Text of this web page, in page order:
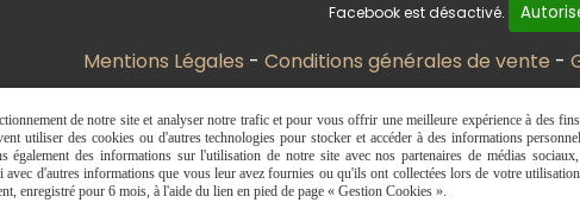
Facebook est désactivé.
Mentions Légales Conditions générales de vente
de notre site et analyser notre trafic et pour vous offrir une meilleure expérience à des
utiliser des cookies ou d'autres technologies pour stocker et accéder à des informations
également des informations sur l'utilisation de notre site avec nos partenaires de médias
d'autres informations que vous leur avez fournies ou qu'ils ont collectées lors de votre
enregistré pour 6 mois, à l'aide du lien en pied de page « Gestion Cookies ».